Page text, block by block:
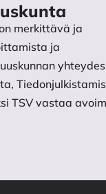
merkittävä ja
ja
TSV vastaa